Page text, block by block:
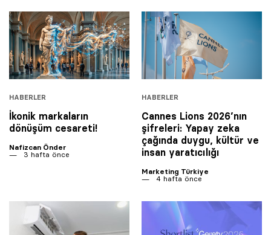
HABERLER
İkonik markaların
dönüşüm cesareti!
Nafizcan Önder
3 hafta önce
HABERLER
Cannes Lions 2026’nın
şifreleri: Yapay zeka
çağında duygu, kültür ve
insan yaratıcılığı
Marketing Türkiye
4 hafta önce